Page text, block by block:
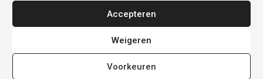
Accepteren
Weigeren
Voorkeuren